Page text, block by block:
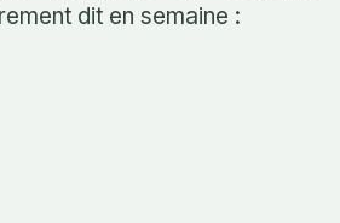
dit en semaine :